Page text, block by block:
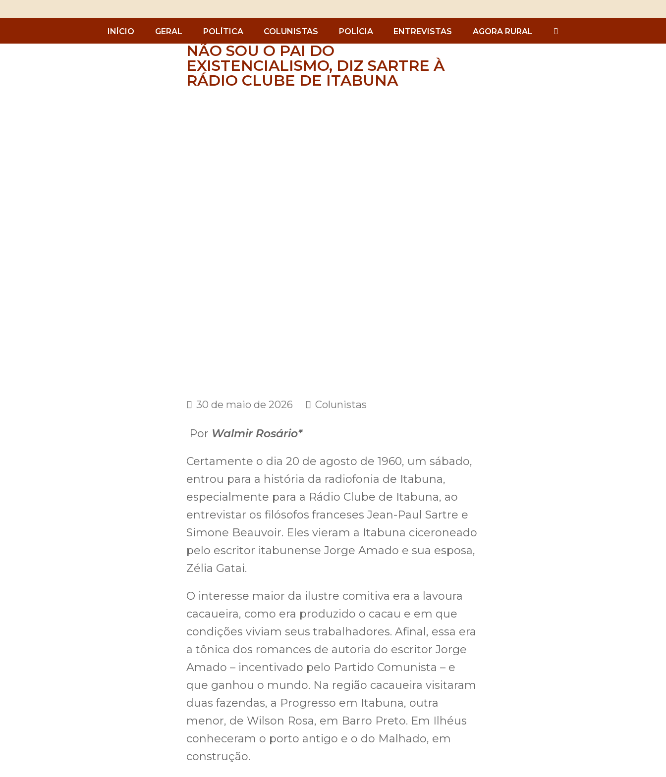
INÍCIO GERAL POLÍTICA COLUNISTAS POLÍCIA ENTREVISTAS AGORA RURAL
NÃO SOU O PAI DO
EXISTENCIALISMO, DIZ SARTRE À
RÁDIO CLUBE DE ITABUNA
30 de maio de 2026 Colunistas
Por Walmir Rosário*
Certamente o dia 20 de agosto de 1960, um sábado,
entrou para a história da radiofonia de Itabuna,
especialmente para a Rádio Clube de Itabuna, ao
entrevistar os filósofos franceses Jean-Paul Sartre e
Simone Beauvoir. Eles vieram a Itabuna ciceroneado
pelo escritor itabunense Jorge Amado e sua esposa,
Zélia Gatai.
O interesse maior da ilustre comitiva era a lavoura
cacaueira, como era produzido o cacau e em que
condições viviam seus trabalhadores. Afinal, essa era
a tônica dos romances de autoria do escritor Jorge
Amado – incentivado pelo Partido Comunista – e
que ganhou o mundo. Na região cacaueira visitaram
duas fazendas, a Progresso em Itabuna, outra
menor, de Wilson Rosa, em Barro Preto. Em Ilhéus
conheceram o porto antigo e o do Malhado, em
construção.